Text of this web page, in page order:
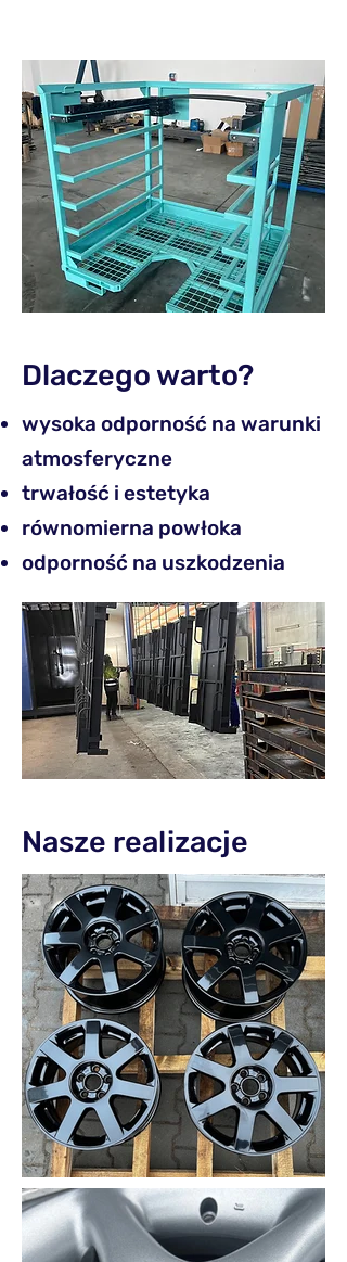
Dlaczego warto?
wysoka odporność na warunki
atmosferyczne
trwałość i estetyka
równomierna powłoka
odporność na uszkodzenia
Nasze realizacje